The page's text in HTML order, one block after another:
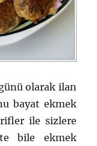
olarak ilan
bayat ekmek
ile sizlere
bile ekmek